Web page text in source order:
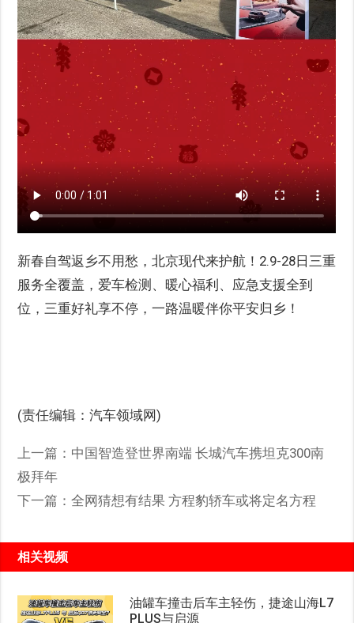
新春自驾返乡不用愁，北京现代来护航！2.9-28日三重
服务全覆盖，爱车检测、暖心福利、应急支援全到
位，三重好礼享不停，一路温暖伴你平安归乡！
(责任编辑：汽车领域网)
上一篇： 中国智造登世界南端 长城汽车携坦克300南
极拜年
下一篇：全网猜想有结果 方程豹轿车或将定名方程
相关视频
油罐车撞击后车主轻伤，捷途山海L7
PLUS与启源